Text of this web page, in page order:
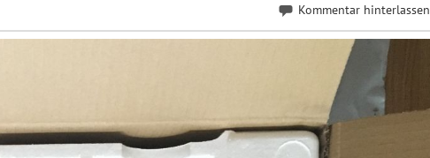
Kommentar hinterlassen